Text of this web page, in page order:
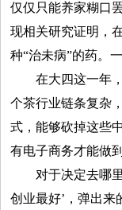
仅仅只能养家糊口
现相关研究证明，
种“治未病”的药。
在大四这一年，
个茶行业链条复杂
式，能够砍掉这些
有电子商务才能做到
对于决定去哪里
创业最好’，弹出来